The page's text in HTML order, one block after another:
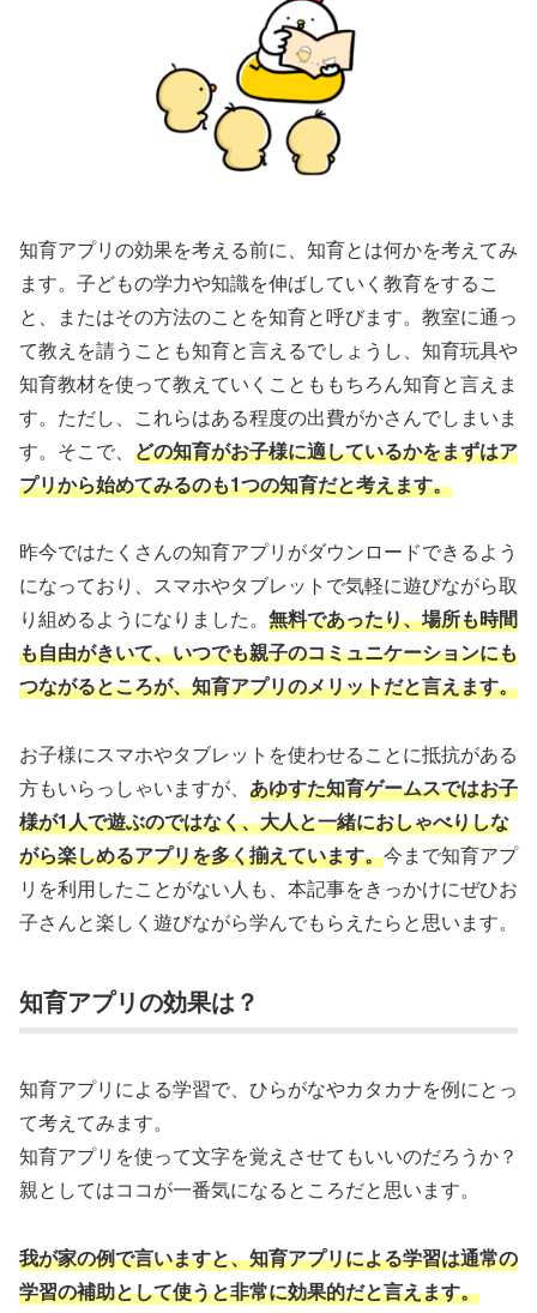
知育アプリの効果を考える前に、知育とは何かを考えてみ
ます。子どもの学力や知識を伸ばしていく教育をするこ
と、またはその方法のことを知育と呼びます。教室に通っ
て教えを請うことも知育と言えるでしょうし、知育玩具や
知育教材を使って教えていくことももちろん知育と言えま
す。ただし、これらはある程度の出費がかさんでしまいま
す。そこで、 どの知育がお子様に適しているかをまずはア
プリから始めてみるのも1つの知育だと考えます。
昨今ではたくさんの知育アプリがダウンロードできるよう
になっており、スマホやタブレットで気軽に遊びながら取
り組めるようになりました。 無料であったり、場所も時間
も自由がきいて、いつでも親子のコミュニケーションにも
つながるところが、知育アプリのメリットだと言えます。
お子様にスマホやタブレットを使わせることに抵抗がある
方もいらっしゃいますが、 あゆすた知育ゲームスではお子
様が1人で遊ぶのではなく、大人と一緒におしゃべりしな
がら楽しめるアプリを多く揃えています。今まで知育アプ
リを利用したことがない人も、本記事をきっかけにぜひお
子さんと楽しく遊びながら学んでもらえたらと思います。
知育アプリの効果は？
知育アプリによる学習で、ひらがなやカタカナを例にとっ
て考えてみます。
知育アプリを使って文字を覚えさせてもいいのだろうか？
親としてはココが一番気になるところだと思います。
我が家の例で言いますと、知育アプリによる学習は通常の
学習の補助として使うと非常に効果的だと言えます。